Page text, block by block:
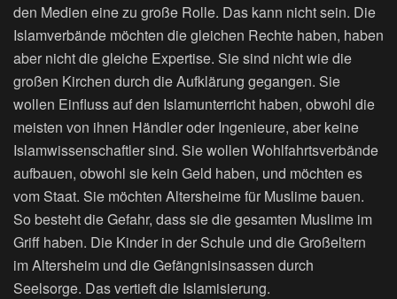
den Medien eine zu große Rolle. Das kann nicht sein. Die
Islamverbände möchten die gleichen Rechte haben, haben
aber nicht die gleiche Expertise. Sie sind nicht wie die
großen Kirchen durch die Aufklärung gegangen. Sie
wollen Einfluss auf den Islamunterricht haben, obwohl die
meisten von ihnen Händler oder Ingenieure, aber keine
Islamwissenschaftler sind. Sie wollen Wohlfahrtsverbände
aufbauen, obwohl sie kein Geld haben, und möchten es
vom Staat. Sie möchten Altersheime für Muslime bauen.
So besteht die Gefahr, dass sie die gesamten Muslime im
Griff haben. Die Kinder in der Schule und die Großeltern
im Altersheim und die Gefängnisinsassen durch
Seelsorge. Das vertieft die Islamisierung.